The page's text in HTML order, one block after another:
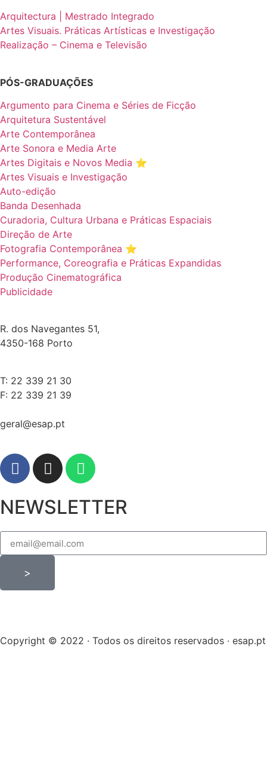
Arquitectura | Mestrado Integrado
Artes Visuais. Práticas Artísticas e Investigação
Realização – Cinema e Televisão
PÓS-GRADUAÇÕES
Argumento para Cinema e Séries de Ficção
Arquitetura Sustentável
Arte Contemporânea
Arte Sonora e Media Arte
Artes Digitais e Novos Media ⭐️
Artes Visuais e Investigação
Auto-edição
Banda Desenhada
Curadoria, Cultura Urbana e Práticas Espaciais
Direção de Arte
Fotografia Contemporânea ⭐️
Performance, Coreografia e Práticas Expandidas
Produção Cinematográfica
Publicidade
R. dos Navegantes 51,
4350-168 Porto
T: 22 339 21 30
F: 22 339 21 39
geral@esap.pt
NEWSLETTER
>
Copyright © 2022 · Todos os direitos reservados · esap.pt